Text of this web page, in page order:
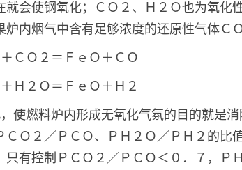
就会使钢氧化；ＣＯ２、Ｈ２Ｏ也为氧化
炉内烟气中含有足够浓度的还原性气体Ｃ
＋ＣＯ２＝ＦｅＯ＋ＣＯ
＋Ｈ２Ｏ＝ＦｅＯ＋Ｈ２
使燃料炉内形成无氧化气氛的目的就是
ＣＯ２／ＰＣＯ、ＰＨ２Ｏ／ＰＨ２的
只有控制ＰＣＯ２／ＰＣＯ＜０．７，Ｐ